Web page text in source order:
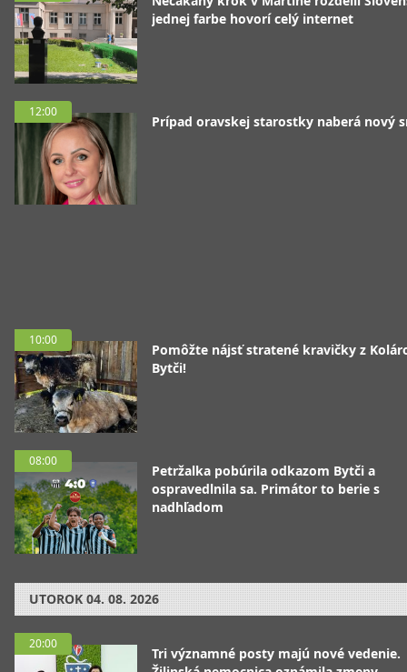
jednej farbe hovorí celý internet
12:00
Prípad oravskej starostky naberá nový
10:00
Pomôžte nájsť stratené kravičky z
Bytči!
08:00
Petržalka pobúrila odkazom Bytči a
ospravedlnila sa. Primátor to berie s
nadhľadom
UTOROK 04. 08. 2026
20:00
Tri významné posty majú nové vedenie.